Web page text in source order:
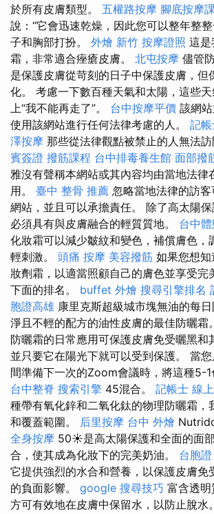
於所有皮膚類型。 五權路按摩 腳底按摩
說：“它會迅速乾燥，因此您可以整年整
子和胸部打扮。 外燴 新竹 按摩證照 這是
霜，非常適合痤瘡皮膚。 北屯按摩 儘管
是保護皮膚從苛刻的日子中保護皮膚，但
化。 考慮一下數百種天氣和太陽，這些
上“我不能再走了”。 台中按摩平價 該網
使用該網站進行任何法律考慮的人。 記
澤按摩 那些從法律觀點被禁止的人無法訪
賓簽證 撥筋課程 台中排毒養生館 面部撥
雅沒有聲稱本網站或其內容均由當地法律
用。 臺中 整骨 推薦 忽略當地法律的訪
網站，並且可以承擔責任。 除了高太陽
必須具有與皮膚融合的輕質質地。 台中
化妝霜可以減少皺紋和變色，補償膚色，
輕刺激。 頭痛 按摩 美容撥筋 如果您想
妝劑霜，以適當照顧自己的膚色並享受完
下面的排名。 buffet 外燴 搜尋引擎排名
胞證高雄 康里克斯超級城市塊無油的每
淨且不輕的配方的油性皮膚的最佳防曬霜
防曬霜的日常應用可保護皮膚免受曬黑和
並只要它在陽光下就可以受到保護。 當
間準備下一次的Zoom會議時，將這種5-1
台中整脊 搜索引擎 45混合。 記帳士 線上
種帶有氧化鋅和二氧化鈦的物理防曬霜，
和覆蓋範圍。 后里按摩 台中 外燴
全身按摩 50☀️是高太陽保護和全面的面
合，使其成為化妝下的完美奶油。 台胞
它提供強烈的水合和營養，以保護皮膚免
的負面影響。 google 搜尋技巧 富含透
方可有效地在皮膚中保留水，以防止脫水